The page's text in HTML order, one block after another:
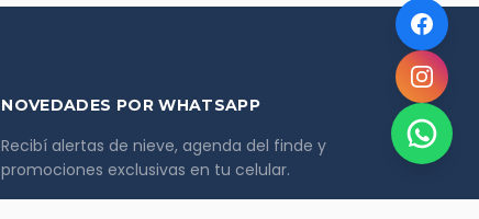
NOVEDADES POR WHATSAPP
Recibí alertas de nieve, agenda del finde y
promociones exclusivas en tu celular.